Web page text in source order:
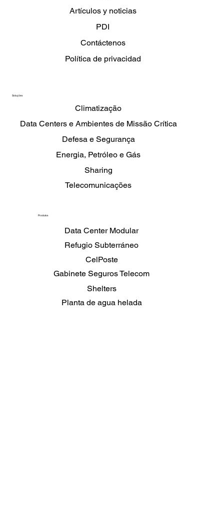
Produtos
Refugio Subterráneo
CelPoste
Planta de agua helada
Data Center Modular
Gabinete Seguros Telecom
Shelters
Soluções
Telecomunicações
Data Centers e Ambientes de Missão Crítica
Defesa e Segurança
Climatização
Energia, Petróleo e Gás
Sharing
Artículos y noticias
PDI
Contáctenos
Política de privacidad